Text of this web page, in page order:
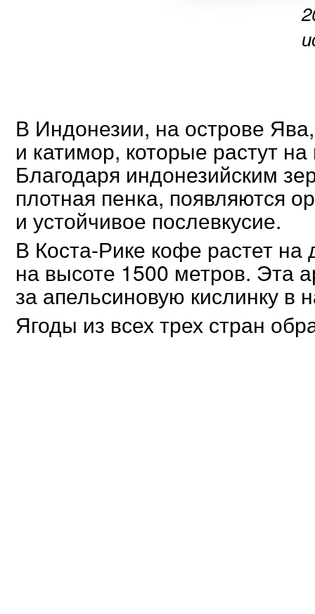
В Индонезии, на острове
и катимор, которые растут
Благодаря индонезийским
плотная пенка, появляются
и устойчивое послевкусие.
В Коста-Рике кофе растет на
на высоте 1500 метров. Эта
за апельсиновую кислинку в
Ягоды из всех трех стран